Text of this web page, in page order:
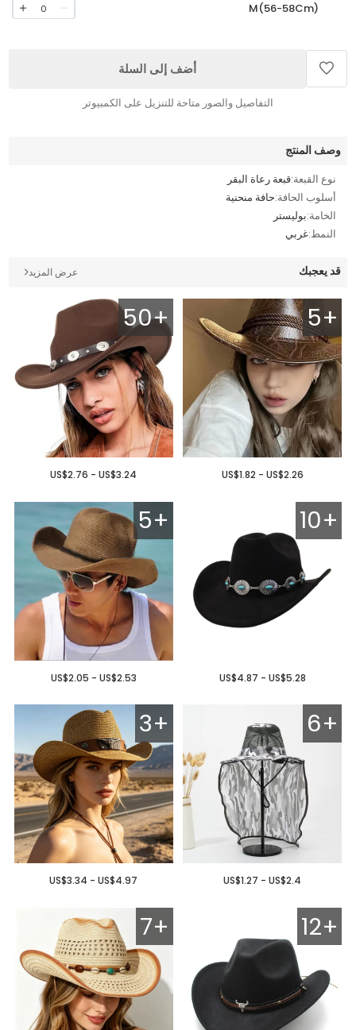
M(56-58Cm)
0
أضف إلى السلة
التفاصيل والصور متاحة للتنزيل على الكمبيوتر
وصف المنتج
نوع القبعة:قبعة رعاة البقر
أسلوب الحافة:حافة منحنية
الخامة:بوليستر
النمط:غربي
قد يعجبك عرض المزيد
5+
US$1.82 - US$2.26
50+
US$2.76 - US$3.24
10+
US$4.87 - US$5.28
5+
US$2.05 - US$2.53
6+
US$1.27 - US$2.4
3+
US$3.34 - US$4.97
12+
7+